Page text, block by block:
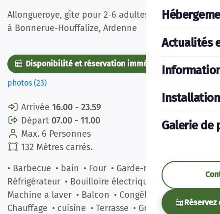
Actualités
Galerie de
Allongueroye, gîte pour 2-6 adultes (et 2 enfants)
à Bonnerue-Houffalize, Ardenne
Disponibilité et réservation immédiate
Des
photos (23)
Arrivée 16.00 - 23.59
Départ 07.00 - 11.00
Max. 6 Personnes
132 Mètres carrés.
• Barbecue • bain • Four • Garde-robe
•
Réfrigérateur • Bouilloire électrique • Douche
Machine a laver • Balcon • Congélateur
Chauffage • cuisine • Terrasse • Grille-pain • Lit